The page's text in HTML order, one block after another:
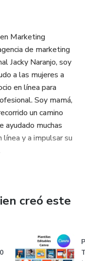
Marketing
de marketing
Jacky Naranjo, soy
a las mujeres a
en línea para
Soy mamá,
un camino
ayudado muchas
línea y a impulsar su
creó este